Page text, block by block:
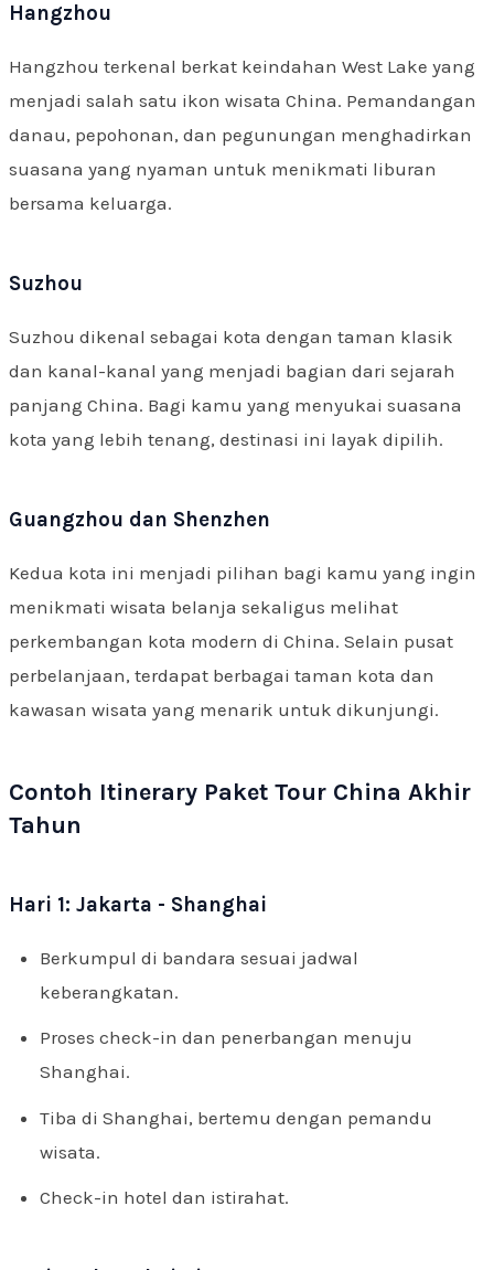
Hangzhou
Hangzhou terkenal berkat keindahan West Lake yang
menjadi salah satu ikon wisata China. Pemandangan
danau, pepohonan, dan pegunungan menghadirkan
suasana yang nyaman untuk menikmati liburan
bersama keluarga.
Suzhou
Suzhou dikenal sebagai kota dengan taman klasik
dan kanal-kanal yang menjadi bagian dari sejarah
panjang China. Bagi kamu yang menyukai suasana
kota yang lebih tenang, destinasi ini layak dipilih.
Guangzhou dan Shenzhen
Kedua kota ini menjadi pilihan bagi kamu yang ingin
menikmati wisata belanja sekaligus melihat
perkembangan kota modern di China. Selain pusat
perbelanjaan, terdapat berbagai taman kota dan
kawasan wisata yang menarik untuk dikunjungi.
Contoh Itinerary Paket Tour China Akhir
Tahun
Hari 1: Jakarta - Shanghai
Berkumpul di bandara sesuai jadwal
keberangkatan.
Proses check-in dan penerbangan menuju
Shanghai.
Tiba di Shanghai, bertemu dengan pemandu
wisata.
Check-in hotel dan istirahat.